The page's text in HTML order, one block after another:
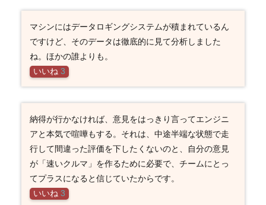
マシンにはデータロギングシステムが積まれているん
ですけど、そのデータは徹底的に見て分析しました
ね。ほかの誰よりも。
いいね 3
納得が行かなければ、意見をはっきり言ってエンジニ
アと本気で喧嘩もする。それは、中途半端な状態で走
行して間違った評価を下したくないのと、自分の意見
が「速いクルマ」を作るために必要で、チームにとっ
てプラスになると信じていたからです。
いいね 3